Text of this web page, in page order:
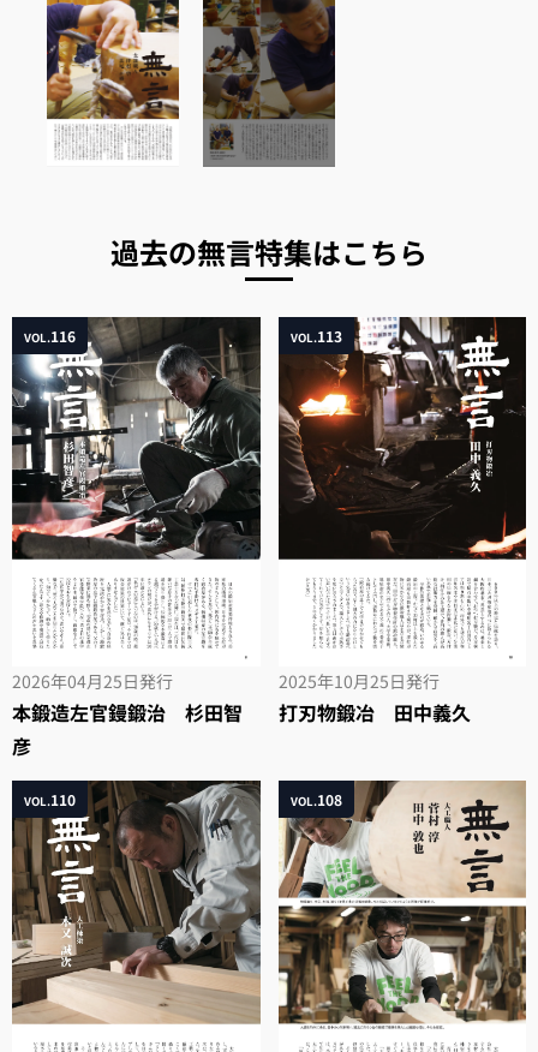
過去の無言特集はこちら
VOL.116
2026年04月25日発行
本鍛造左官鏝鍛治 杉田智
彦
VOL.113
2025年10月25日発行
打刃物鍛冶 田中義久
VOL.110 VOL.108